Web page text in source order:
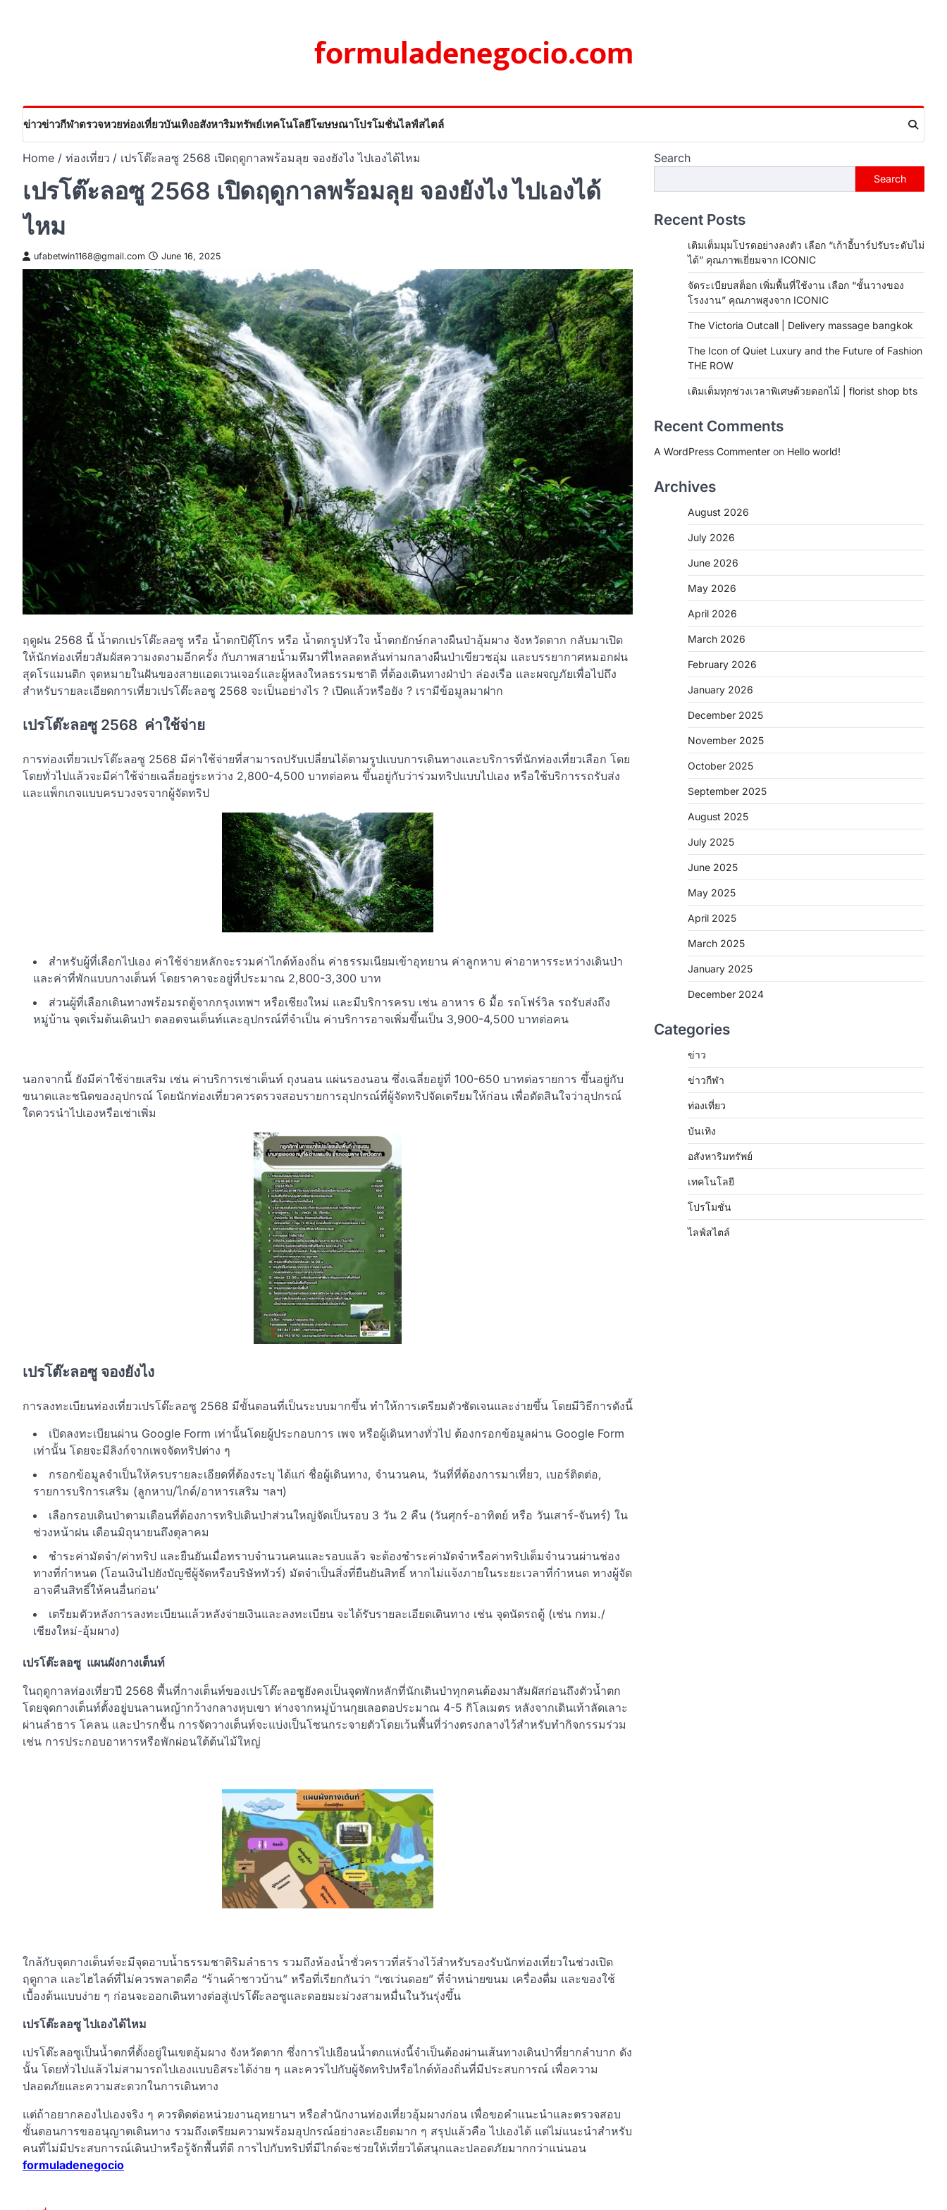
formuladenegocio.com
ข่าวข่าวกีฬาตรวจหวยท่องเที่ยวบันเทิงอสังหาริมทรัพย์เทคโนโลยีโฆษษณาโปรโมชั่นไลฟ์สไตล์
Home ท่องเที่ยว เปรโต๊ะลอซู 2568 เปิดฤดูกาลพร้อมลุย จองยังไง ไปเองได้ไหม
เปรโต๊ะลอซู 2568 เปิดฤดูกาลพร้อมลุย จองยังไง ไปเองได้
ไหม
ufabetwin1168@gmail.com June 16, 2025
ฤดูฝน 2568 นี้ น้ำตกเปรโต๊ะลอซู หรือ น้ำตกปิตุ๊โกร หรือ น้ำตกรูปหัวใจ น้ำตกยักษ์กลางผืนป่าอุ้มผาง จังหวัดตาก กลับมาเปิด
ให้นักท่องเที่ยวสัมผัสความงดงามอีกครั้ง กับภาพสายน้ำมหึมาที่ไหลลดหลั่นท่ามกลางผืนป่าเขียวชอุ่ม และบรรยากาศหมอกฝน
สุดโรแมนติก จุดหมายในฝันของสายแอดเวนเจอร์และผู้หลงใหลธรรมชาติ ที่ต้องเดินทางฝ่าป่า ล่องเรือ และผจญภัยเพื่อไปถึง
สำหรับรายละเอียดการเที่ยวเปรโต๊ะลอซู 2568 จะเป็นอย่างไร ? เปิดแล้วหรือยัง ? เรามีข้อมูลมาฝาก
เปรโต๊ะลอซู 2568 ค่าใช้จ่าย
การท่องเที่ยวเปรโต๊ะลอซู 2568 มีค่าใช้จ่ายที่สามารถปรับเปลี่ยนได้ตามรูปแบบการเดินทางและบริการที่นักท่องเที่ยวเลือก โดย
โดยทั่วไปแล้วจะมีค่าใช้จ่ายเฉลี่ยอยู่ระหว่าง 2,800-4,500 บาทต่อคน ขึ้นอยู่กับว่าร่วมทริปแบบไปเอง หรือใช้บริการรถรับส่ง
และแพ็กเกจแบบครบวงจรจากผู้จัดทริป
สำหรับผู้ที่เลือกไปเอง ค่าใช้จ่ายหลักจะรวมค่าไกด์ท้องถิ่น ค่าธรรมเนียมเข้าอุทยาน ค่าลูกหาบ ค่าอาหารระหว่างเดินป่า
และค่าที่พักแบบกางเต็นท์ โดยราคาจะอยู่ที่ประมาณ 2,800-3,300 บาท
ส่วนผู้ที่เลือกเดินทางพร้อมรถตู้จากกรุงเทพฯ หรือเชียงใหม่ และมีบริการครบ เช่น อาหาร 6 มื้อ รถโฟร์วิล รถรับส่งถึง
หมู่บ้าน จุดเริ่มต้นเดินป่า ตลอดจนเต็นท์และอุปกรณ์ที่จำเป็น ค่าบริการอาจเพิ่มขึ้นเป็น 3,900-4,500 บาทต่อคน
นอกจากนี้ ยังมีค่าใช้จ่ายเสริม เช่น ค่าบริการเช่าเต็นท์ ถุงนอน แผ่นรองนอน ซึ่งเฉลี่ยอยู่ที่ 100-650 บาทต่อรายการ ขึ้นอยู่กับ
ขนาดและชนิดของอุปกรณ์ โดยนักท่องเที่ยวควรตรวจสอบรายการอุปกรณ์ที่ผู้จัดทริปจัดเตรียมให้ก่อน เพื่อตัดสินใจว่าอุปกรณ์
ใดควรนำไปเองหรือเช่าเพิ่ม
เปรโต๊ะลอซู จองยังไง
การลงทะเบียนท่องเที่ยวเปรโต๊ะลอซู 2568 มีขั้นตอนที่เป็นระบบมากขึ้น ทำให้การเตรียมตัวชัดเจนและง่ายขึ้น โดยมีวิธีการดังนี้
เปิดลงทะเบียนผ่าน Google Form เท่านั้นโดยผู้ประกอบการ เพจ หรือผู้เดินทางทั่วไป ต้องกรอกข้อมูลผ่าน Google Form
เท่านั้น โดยจะมีลิงก์จากเพจจัดทริปต่าง ๆ
กรอกข้อมูลจำเป็นให้ครบรายละเอียดที่ต้องระบุ ได้แก่ ชื่อผู้เดินทาง, จำนวนคน, วันที่ที่ต้องการมาเที่ยว, เบอร์ติดต่อ,
รายการบริการเสริม (ลูกหาบ/ไกด์/อาหารเสริม ฯลฯ)
เลือกรอบเดินป่าตามเดือนที่ต้องการทริปเดินป่าส่วนใหญ่จัดเป็นรอบ 3 วัน 2 คืน (วันศุกร์-อาทิตย์ หรือ วันเสาร์-จันทร์) ใน
ช่วงหน้าฝน เดือนมิถุนายนถึงตุลาคม
ชำระค่ามัดจำ/ค่าทริป และยืนยันเมื่อทราบจำนวนคนและรอบแล้ว จะต้องชำระค่ามัดจำหรือค่าทริปเต็มจำนวนผ่านช่อง
ทางที่กำหนด (โอนเงินไปยังบัญชีผู้จัดหรือบริษัททัวร์) มัดจำเป็นสิ่งที่ยืนยันสิทธิ์ หากไม่แจ้งภายในระยะเวลาที่กำหนด ทางผู้จัด
อาจคืนสิทธิ์ให้คนอื่นก่อน’
เตรียมตัวหลังการลงทะเบียนแล้วหลังจ่ายเงินและลงทะเบียน จะได้รับรายละเอียดเดินทาง เช่น จุดนัดรถตู้ (เช่น กทม./
เชียงใหม่-อุ้มผาง)
เปรโต๊ะลอซู แผนผังกางเต็นท์
ในฤดูกาลท่องเที่ยวปี 2568 พื้นที่กางเต็นท์ของเปรโต๊ะลอซูยังคงเป็นจุดพักหลักที่นักเดินป่าทุกคนต้องมาสัมผัสก่อนถึงตัวน้ำตก
โดยจุดกางเต็นท์ตั้งอยู่บนลานหญ้ากว้างกลางหุบเขา ห่างจากหมู่บ้านกุยเลอตอประมาณ 4-5 กิโลเมตร หลังจากเดินเท้าลัดเลาะ
ผ่านลำธาร โคลน และป่ารกชื้น การจัดวางเต็นท์จะแบ่งเป็นโซนกระจายตัวโดยเว้นพื้นที่ว่างตรงกลางไว้สำหรับทำกิจกรรมร่วม
เช่น การประกอบอาหารหรือพักผ่อนใต้ต้นไม้ใหญ่
ใกล้กับจุดกางเต็นท์จะมีจุดอาบน้ำธรรมชาติริมลำธาร รวมถึงห้องน้ำชั่วคราวที่สร้างไว้สำหรับรองรับนักท่องเที่ยวในช่วงเปิด
ฤดูกาล และไฮไลต์ที่ไม่ควรพลาดคือ “ร้านค้าชาวบ้าน” หรือที่เรียกกันว่า “เซเว่นดอย” ที่จำหน่ายขนม เครื่องดื่ม และของใช้
เบื้องต้นแบบง่าย ๆ ก่อนจะออกเดินทางต่อสู่เปรโต๊ะลอซูและดอยมะม่วงสามหมื่นในวันรุ่งขึ้น
เปรโต๊ะลอซู ไปเองได้ไหม
เปรโต๊ะลอซูเป็นน้ำตกที่ตั้งอยู่ในเขตอุ้มผาง จังหวัดตาก ซึ่งการไปเยือนน้ำตกแห่งนี้จำเป็นต้องผ่านเส้นทางเดินป่าที่ยากลำบาก ดัง
นั้น โดยทั่วไปแล้วไม่สามารถไปเองแบบอิสระได้ง่าย ๆ และควรไปกับผู้จัดทริปหรือไกด์ท้องถิ่นที่มีประสบการณ์ เพื่อความ
ปลอดภัยและความสะดวกในการเดินทาง
แต่ถ้าอยากลองไปเองจริง ๆ ควรติดต่อหน่วยงานอุทยานฯ หรือสำนักงานท่องเที่ยวอุ้มผางก่อน เพื่อขอคำแนะนำและตรวจสอบ
ขั้นตอนการขออนุญาตเดินทาง รวมถึงเตรียมความพร้อมอุปกรณ์อย่างละเอียดมาก ๆ สรุปแล้วคือ ไปเองได้ แต่ไม่แนะนำสำหรับ
คนที่ไม่มีประสบการณ์เดินป่าหรือรู้จักพื้นที่ดี การไปกับทริปที่มีไกด์จะช่วยให้เที่ยวได้สนุกและปลอดภัยมากกว่าแน่นอน
formuladenegocio
Search
Search
Recent Posts
เติมเต็มมุมโปรดอย่างลงตัว เลือก “เก้าอี้บาร์ปรับระดับไม่
ได้” คุณภาพเยี่ยมจาก ICONIC
จัดระเบียบสต็อก เพิ่มพื้นที่ใช้งาน เลือก “ชั้นวางของ
โรงงาน” คุณภาพสูงจาก ICONIC
The Victoria Outcall | Delivery massage bangkok
The Icon of Quiet Luxury and the Future of Fashion
THE ROW
เติมเต็มทุกช่วงเวลาพิเศษด้วยดอกไม้ | florist shop bts
Recent Comments
A WordPress Commenter on Hello world!
Archives
August 2026
July 2026
June 2026
May 2026
April 2026
March 2026
February 2026
January 2026
December 2025
November 2025
October 2025
September 2025
August 2025
July 2025
June 2025
May 2025
April 2025
March 2025
January 2025
December 2024
Categories
ข่าว
ข่าวกีฬา
ท่องเที่ยว
บันเทิง
อสังหาริมทรัพย์
เทคโนโลยี
โปรโมชั่น
ไลฟ์สไตล์